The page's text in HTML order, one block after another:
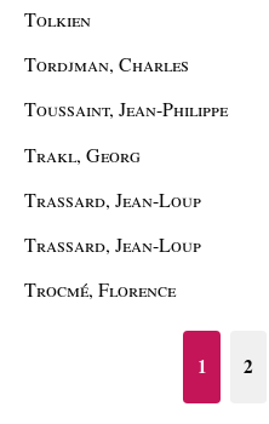
Tolkien
Tordjman, Charles
Toussaint, Jean-Philippe
Trakl, Georg
Trassard, Jean-Loup
Trassard, Jean-Loup
Trocmé, Florence
1 2